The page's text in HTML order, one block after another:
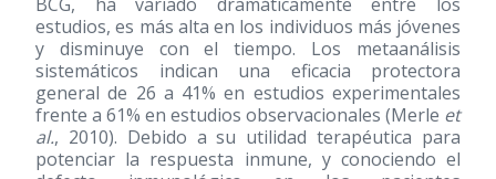
estudios, es más alta en los individuos más jóvenes
y disminuye con el tiempo. Los metaanálisis
sistemáticos indican una eficacia protectora
general de 26 a 41% en estudios experimentales
frente a 61% en estudios observacionales (Merle et
al., 2010). Debido a su utilidad terapéutica para
potenciar la respuesta inmune, y conociendo el